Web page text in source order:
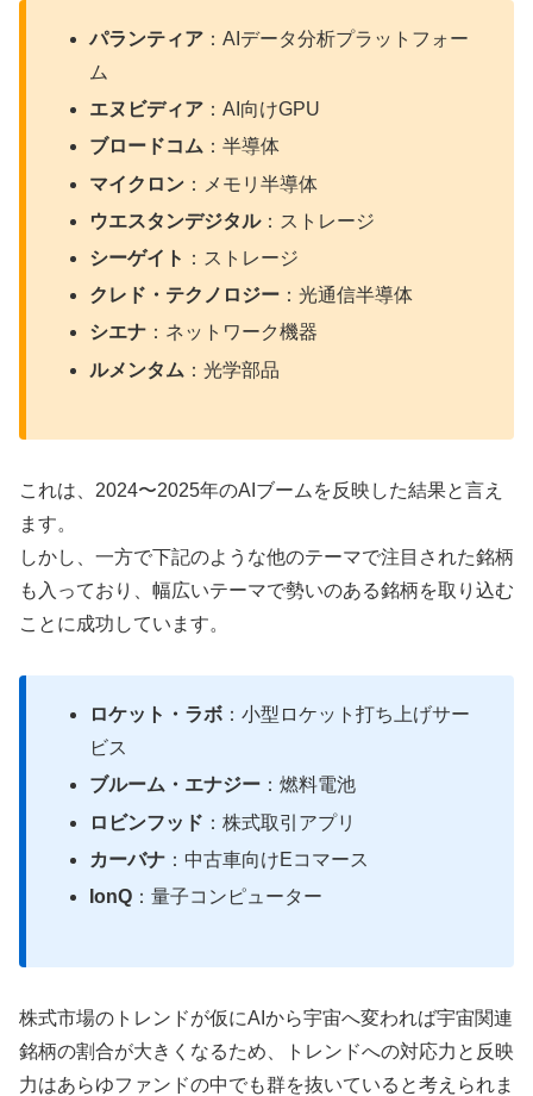
パランティア ：AIデータ分析プラットフォー
ム
エヌビディア ：AI向けGPU
ブロードコム ：半導体
マイクロン ：メモリ半導体
ウエスタンデジタル：ストレージ
シーゲイト ：ストレージ
クレド・テクノロジー ：光通信半導体
シエナ ：ネットワーク機器
ルメンタム ：光学部品
これは、2024〜2025年のAIブームを反映した結果と言え
ます。
しかし、一方で下記のような他のテーマで注目された銘柄
も入っており、幅広いテーマで勢いのある銘柄を取り込む
ことに成功しています。
ロケット・ラボ ：小型ロケット打ち上げサー
ビス
ブルーム・エナジー ：燃料電池
ロビンフッド ：株式取引アプリ
カーバナ ：中古車向けEコマース
IonQ ：量子コンピューター
株式市場のトレンドが仮にAIから宇宙へ変われば宇宙関連
銘柄の割合が大きくなるため、トレンドへの対応力と反映
力はあらゆファンドの中でも群を抜いていると考えられま